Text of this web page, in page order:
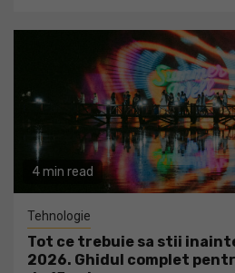
4 min read
Tehnologie
Tot ce trebuie sa stii
2026. Ghidul complet